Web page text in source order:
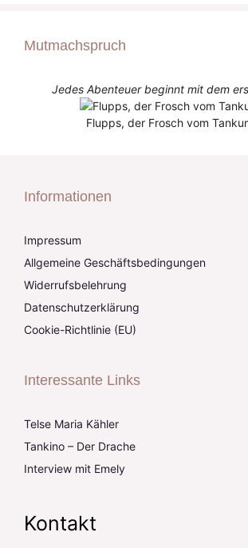
Mutmachspruch
Jedes Abenteuer beginnt mit dem
Flupps, der Frosch vom
Informationen
Impressum
Allgemeine Geschäftsbedingungen
Widerrufsbelehrung
Datenschutzerklärung
Cookie-Richtlinie (EU)
Interessante Links
Telse Maria Kähler
Tankino – Der Drache
Interview mit Emely
Kontakt